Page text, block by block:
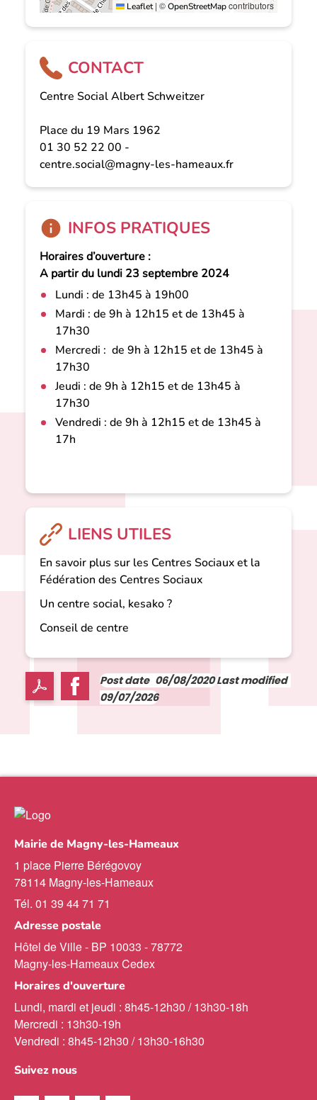
Leaflet | ©OpenStreetMapcontributors
CONTACT
Centre Social Albert Schweitzer
Place du 19 Mars 1962
01 30 52 22 00 -
centre.social@magny-les-hameaux.fr
INFOS PRATIQUES
Horaires d’ouverture :
A partir du lundi 23 septembre 2024
Lundi : de 13h45 à 19h00
Mardi : de 9h à 12h15 et de 13h45 à
17h30
Mercredi : de 9h à 12h15 et de 13h45 à
17h30
Jeudi : de 9h à 12h15 et de 13h45 à
17h30
Vendredi : de 9h à 12h15 et de 13h45 à
17h
LIENS UTILES
En savoir plus sur les Centres Sociaux et la
Fédération des Centres Sociaux
Un centre social, kesako ?
Conseil de centre
Post date 06/08/2020 Last modified
09/07/2026
Mairie de Magny-les-Hameaux
1 place Pierre Bérégovoy
78114 Magny-les-Hameaux
Tél. 01 39 44 71 71
Adresse postale
Hôtel de Ville - BP 10033 - 78772
Magny-les-Hameaux Cedex
Horaires d'ouverture
Lundi, mardi et jeudi : 8h45-12h30 / 13h30-18h
Mercredi : 13h30-19h
Vendredi : 8h45-12h30 / 13h30-16h30
Suivez nous